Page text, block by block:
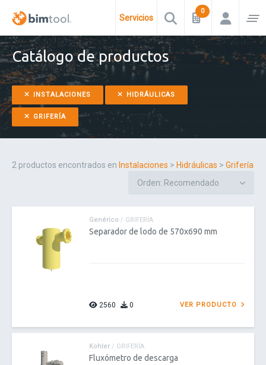
Servicios
Catálogo de productos
INSTALACIONES HIDRÁULICAS
GRIFERÍA
2 productos encontrados en Instalaciones > Hidráulicas > Grifería
Genérico / GRIFERÍA
Separador de lodo de 570x690 mm
2560 0 VER PRODUCTO
Kohler / GRIFERÍA
Fluxómetro de descarga